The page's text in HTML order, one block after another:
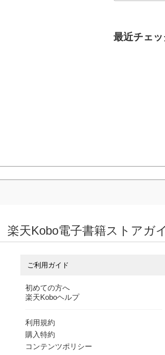
最近チェ
楽天Kobo電子書籍ストアガ
ご利用ガイド
初めての方へ
楽天Koboヘルプ
利用規約
購入特約
コンテンツポリシー